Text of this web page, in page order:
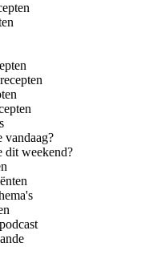
vandaag?
dit weekend?